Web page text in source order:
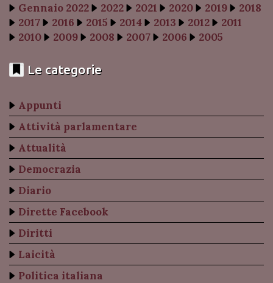
Gennaio 2022 2022 2021 2020 2019
2018
2017
2016 2015 2014 2013 2012
2011
2010
2009 2008 2007 2006 2005
Le categorie
Appunti
Attività parlamentare
Attualità
Democrazia
Diario
Dirette Facebook
Diritti
Laicità
Politica italiana